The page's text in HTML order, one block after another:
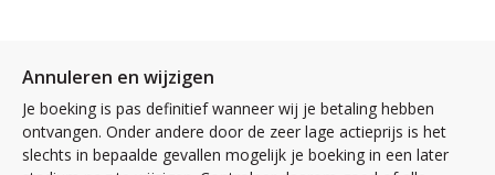
Annuleren en wijzigen
Je boeking is pas definitief wanneer wij je betaling hebben
ontvangen. Onder andere door de zeer lage actieprijs is het
slechts in bepaalde gevallen mogelijk je boeking in een later